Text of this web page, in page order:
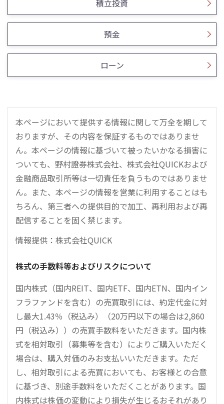
積立投資
預金
ローン
本ページにおいて提供する情報に関して万全を期して
おりますが、その内容を保証するものではありませ
ん。本ページの情報に基づいて被ったいかなる損害に
ついても、野村證券株式会社、株式会社QUICKおよび
金融商品取引所等は一切責任を負うものではありませ
ん。また、本ページの情報を営業に利用することはも
ちろん、第三者への提供目的で加工、再利用および再
配信することを固く禁じます。
情報提供：株式会社QUICK
株式の手数料等およびリスクについて
国内株式（国内REIT、国内ETF、国内ETN、国内イン
フラファンドを含む）の売買取引には、約定代金に対
し最大1.43％（税込み）（20万円以下の場合は2,860
円（税込み））の売買手数料をいただきます。国内株
式を相対取引（募集等を含む）によりご購入いただく
場合は、購入対価のみお支払いいただきます。ただ
し、相対取引による売買においても、お客様との合意
に基づき、別途手数料をいただくことがあります。国
内株式は株価の変動により損失が生じるおそれがあり